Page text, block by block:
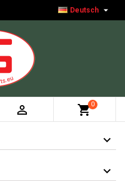
Deutsch 
 shopping_cart0